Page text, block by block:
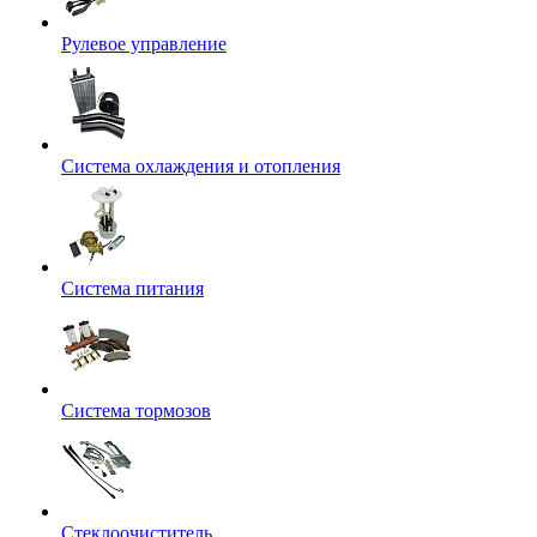
Рулевое управление
Система охлаждения и отопления
Система питания
Система тормозов
Стеклоочиститель